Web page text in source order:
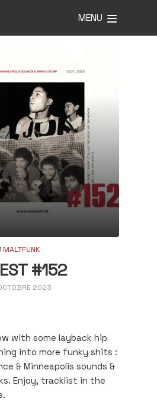
MENU
MALTFUNK
#152
2023
with some layback hip
into more funky shits :
& Minneapolis sounds &
Enjoy, tracklist in the